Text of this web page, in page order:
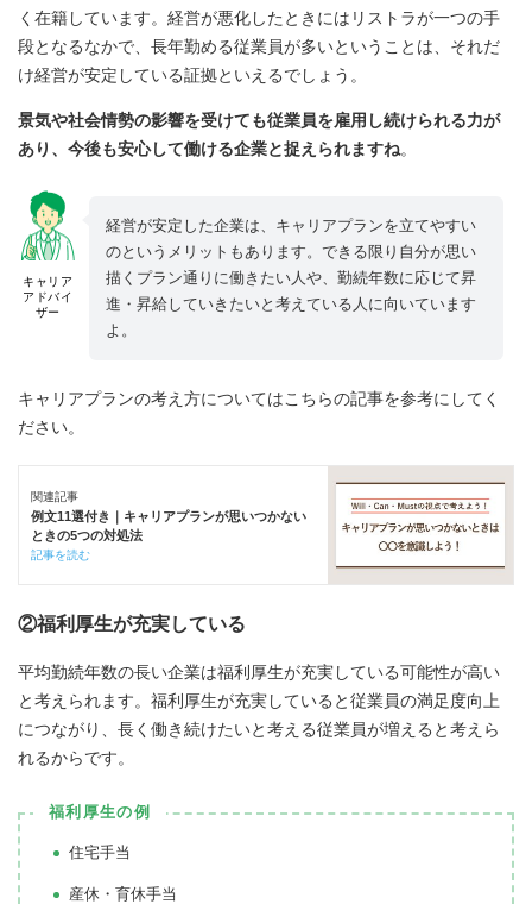
く在籍しています。経営が悪化したときにはリストラが一つの手
段となるなかで、長年勤める従業員が多いということは、それだ
け経営が安定している証拠といえるでしょう。
景気や社会情勢の影響を受けても従業員を雇用し続けられる力が
あり、今後も安心して働ける企業と捉えられますね。
キャリア
アドバイ
ザー
経営が安定した企業は、キャリアプランを立てやすい
のというメリットもあります。できる限り自分が思い
描くプラン通りに働きたい人や、勤続年数に応じて昇
進・昇給していきたいと考えている人に向いています
よ。
キャリアプランの考え方についてはこちらの記事を参考にしてく
ださい。
関連記事
例文11選付き｜キャリアプランが思いつかない
ときの5つの対処法
記事を読む
②福利厚生が充実している
平均勤続年数の長い企業は福利厚生が充実している可能性が高い
と考えられます。福利厚生が充実していると従業員の満足度向上
につながり、長く働き続けたいと考える従業員が増えると考えら
れるからです。
福利厚生の例
住宅手当
産休・育休手当